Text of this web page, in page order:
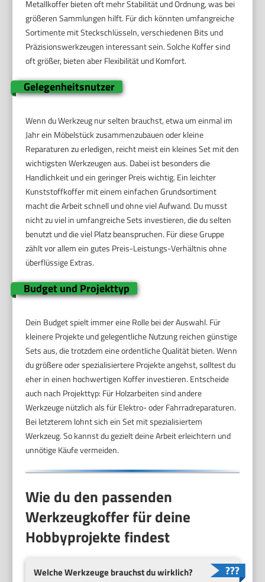
Metallkoffer bieten oft mehr Stabilität und Ordnung, was bei
größeren Sammlungen hilft. Für dich könnten umfangreiche
Sortimente mit Steckschlüsseln, verschiedenen Bits und
Präzisionswerkzeugen interessant sein. Solche Koffer sind
oft größer, bieten aber Flexibilität und Komfort.
Gelegenheitsnutzer
Wenn du Werkzeug nur selten brauchst, etwa um einmal im
Jahr ein Möbelstück zusammenzubauen oder kleine
Reparaturen zu erledigen, reicht meist ein kleines Set mit den
wichtigsten Werkzeugen aus. Dabei ist besonders die
Handlichkeit und ein geringer Preis wichtig. Ein leichter
Kunststoffkoffer mit einem einfachen Grundsortiment
macht die Arbeit schnell und ohne viel Aufwand. Du musst
nicht zu viel in umfangreiche Sets investieren, die du selten
benutzt und die viel Platz beanspruchen. Für diese Gruppe
zählt vor allem ein gutes Preis-Leistungs-Verhältnis ohne
überflüssige Extras.
Budget und Projekttyp
Dein Budget spielt immer eine Rolle bei der Auswahl. Für
kleinere Projekte und gelegentliche Nutzung reichen günstige
Sets aus, die trotzdem eine ordentliche Qualität bieten. Wenn
du größere oder spezialisiertere Projekte angehst, solltest du
eher in einen hochwertigen Koffer investieren. Entscheide
auch nach Projekttyp: Für Holzarbeiten sind andere
Werkzeuge nützlich als für Elektro- oder Fahrradreparaturen.
Bei letzterem lohnt sich ein Set mit spezialisiertem
Werkzeug. So kannst du gezielt deine Arbeit erleichtern und
unnötige Käufe vermeiden.
Wie du den passenden
Werkzeugkoffer für deine
Hobbyprojekte findest
Welche Werkzeuge brauchst du wirklich?